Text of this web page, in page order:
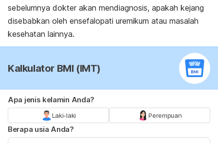
sebelumnya dokter akan mendiagnosis, apakah kejang
disebabkan oleh ensefalopati uremikum atau masalah
kesehatan lainnya.
Kalkulator BMI (IMT)
Apa jenis kelamin Anda?
Laki-laki Perempuan
Berapa usia Anda?